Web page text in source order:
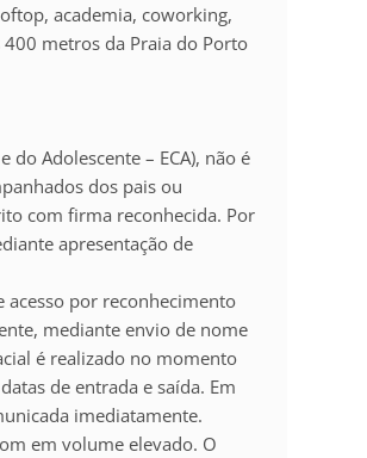
academia, coworking,
metros da Praia do Porto
Adolescente – ECA), não é
dos pais ou
com firma reconhecida. Por
apresentação de
acesso por reconhecimento
mediante envio de nome
é realizado no momento
de entrada e saída. Em
imediatamente.
em volume elevado. O